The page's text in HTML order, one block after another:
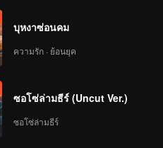
บุหงาซ่อนคม
ความรัก · ย้อนยุค
ซอโซ่ล่ามธีร์ (Uncut Ver.)
ซอโซ่ล่ามธีร์